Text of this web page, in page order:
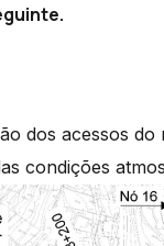
dos acessos
condições